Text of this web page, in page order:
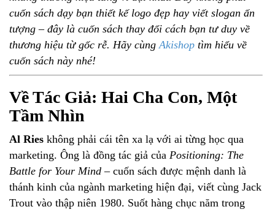
cuốn sách dạy bạn thiết kế logo đẹp hay viết slogan ấn
tượng – đây là cuốn sách thay đổi cách bạn tư duy về
thương hiệu từ gốc rễ. Hãy cùngAkishop tìm hiểu về
cuốn sách này nhé!
Về Tác Giả: Hai Cha Con, Một
Tầm Nhìn
Al Ries không phải cái tên xa lạ với ai từng học qua
marketing. Ông là đồng tác giả của Positioning: The
Battle for Your Mind – cuốn sách được mệnh danh là
thánh kinh của ngành marketing hiện đại, viết cùng Jack
Trout vào thập niên 1980. Suốt hàng chục năm trong